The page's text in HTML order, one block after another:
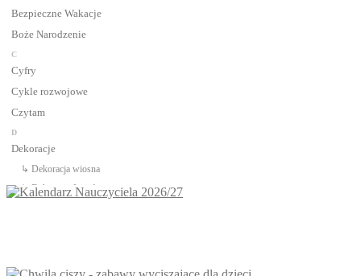
Bezpieczne Wakacje
Boże Narodzenie
C
Cyfry
Cykle rozwojowe
Czytam
D
Dekoracje
↳ Dekoracja wiosna
↳ Dekoracje Jesień